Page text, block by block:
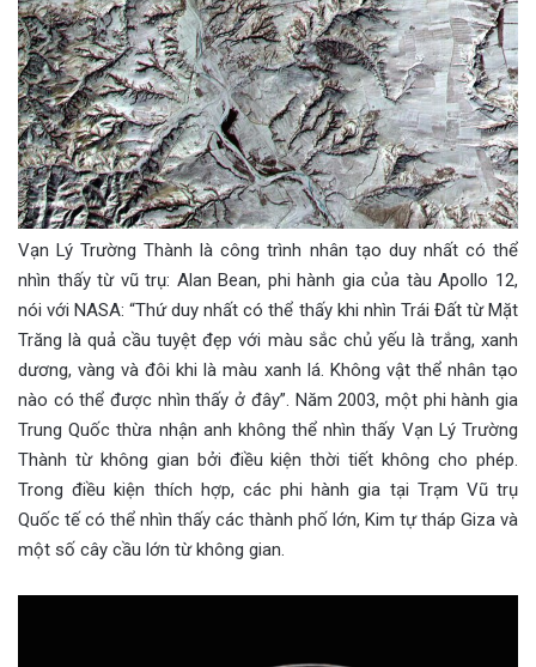
Vạn Lý Trường Thành là công trình nhân tạo duy nhất có thể
nhìn thấy từ vũ trụ: Alan Bean, phi hành gia của tàu Apollo 12,
nói với NASA: “Thứ duy nhất có thể thấy khi nhìn Trái Đất từ Mặt
Trăng là quả cầu tuyệt đẹp với màu sắc chủ yếu là trắng, xanh
dương, vàng và đôi khi là màu xanh lá. Không vật thể nhân tạo
nào có thể được nhìn thấy ở đây”. Năm 2003, một phi hành gia
Trung Quốc thừa nhận anh không thể nhìn thấy Vạn Lý Trường
Thành từ không gian bởi điều kiện thời tiết không cho phép.
Trong điều kiện thích hợp, các phi hành gia tại Trạm Vũ trụ
Quốc tế có thể nhìn thấy các thành phố lớn, Kim tự tháp Giza và
một số cây cầu lớn từ không gian.